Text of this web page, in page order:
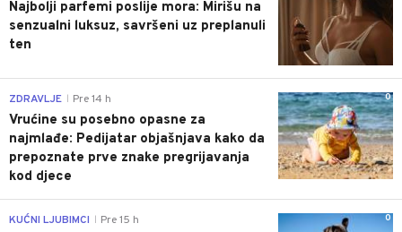
Najbolji parfemi poslije mora: Mirišu na
senzualni luksuz, savršeni uz preplanuli
ten
0
ZDRAVLJE Pre 14 h
Vrućine su posebno opasne za
najmlađe: Pedijatar objašnjava kako da
prepoznate prve znake pregrijavanja
kod djece
0
KUĆNI LJUBIMCI Pre 15 h